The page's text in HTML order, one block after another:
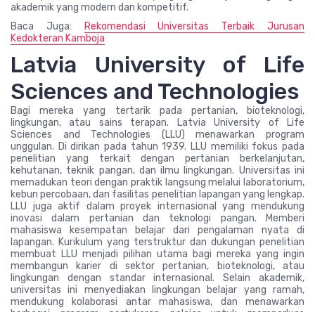
akademik yang modern dan kompetitif.
Baca Juga:
Rekomendasi Universitas Terbaik Jurusan
Kedokteran Kamboja
Latvia University of Life
Sciences and Technologies
Bagi mereka yang tertarik pada pertanian, bioteknologi,
lingkungan, atau sains terapan. Latvia University of Life
Sciences and Technologies (LLU) menawarkan program
unggulan. Di dirikan pada tahun 1939. LLU memiliki fokus pada
penelitian yang terkait dengan pertanian berkelanjutan,
kehutanan, teknik pangan, dan ilmu lingkungan. Universitas ini
memadukan teori dengan praktik langsung melalui laboratorium,
kebun percobaan, dan fasilitas penelitian lapangan yang lengkap.
LLU juga aktif dalam proyek internasional yang mendukung
inovasi dalam pertanian dan teknologi pangan. Memberi
mahasiswa kesempatan belajar dari pengalaman nyata di
lapangan. Kurikulum yang terstruktur dan dukungan penelitian
membuat LLU menjadi pilihan utama bagi mereka yang ingin
membangun karier di sektor pertanian, bioteknologi, atau
lingkungan dengan standar internasional. Selain akademik,
universitas ini menyediakan lingkungan belajar yang ramah,
mendukung kolaborasi antar mahasiswa, dan menawarkan